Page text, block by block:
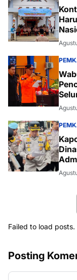
Failed to load posts.
Posting